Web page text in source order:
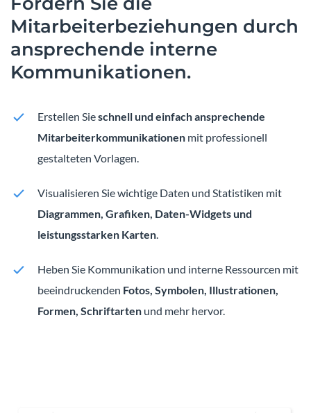
Mitarbeiterbeziehungen durch
ansprechende interne
Kommunikationen.
Erstellen Sieschnell und einfach ansprechende
Mitarbeiterkommunikationen mit professionell
gestalteten Vorlagen.
Visualisieren Sie wichtige Daten und Statistiken mit
Diagrammen, Grafiken, Daten-Widgets und
leistungsstarken Karten
Heben Sie Kommunikation und interne Ressourcen mit
beeindruckenden Fotos, Symbolen, Illustrationen,
Formen, Schriftarten und mehr hervor.